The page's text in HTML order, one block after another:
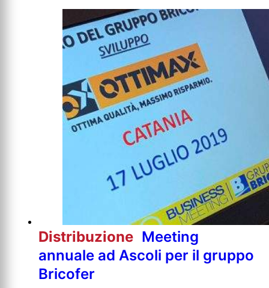
Distribuzione Meeting
annuale ad Ascoli per il gruppo
Bricofer